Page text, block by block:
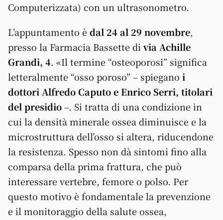
Computerizzata) con un ultrasonometro.
L’appuntamento è dal 24 al 29 novembre,
presso la Farmacia Bassette divia Achille
Grandi, 4. «Il termine “osteoporosi” significa
letteralmente “osso poroso” – spiegano i
dottori Alfredo Caputo e Enrico Serri, titolari
del presidio–. Si tratta di una condizione in
cui la densità minerale ossea diminuisce e la
microstruttura dell’osso si altera, riducendone
la resistenza. Spesso non dà sintomi fino alla
comparsa della prima frattura, che può
interessare vertebre, femore o polso. Per
questo motivo è fondamentale la prevenzione
e il monitoraggio della salute ossea,